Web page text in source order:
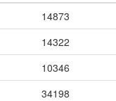
14873
14322
10346
34198